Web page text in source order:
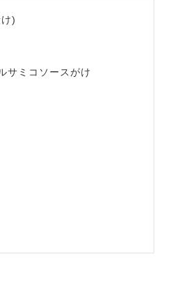
)
サミコソースがけ